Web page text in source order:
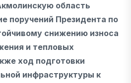
область
поручений Президента по
снижению износа
и тепловых
ход подготовки
инфраструктуры к